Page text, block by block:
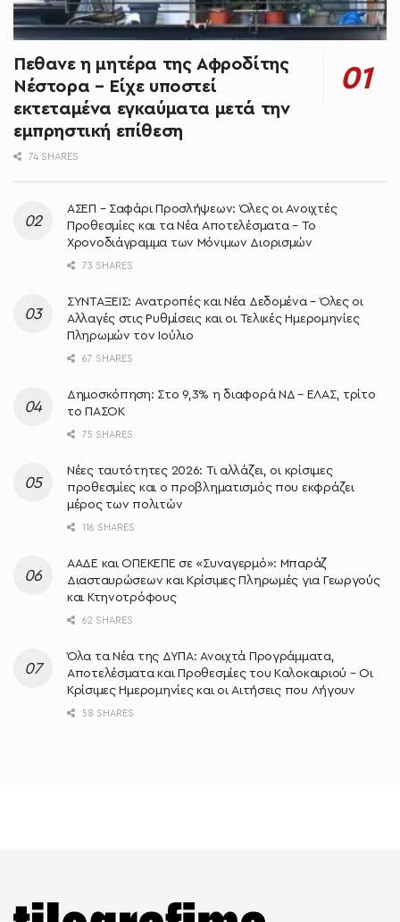
Πεθανε η μητέρα της Αφροδίτης
Νέστορα – Είχε υποστεί
εκτεταμένα εγκαύματα μετά την
εμπρηστική επίθεση
74 SHARES
ΑΣΕΠ – Σαφάρι Προσλήψεων: Όλες οι Ανοιχτές
Προθεσμίες και τα Νέα Αποτελέσματα – Το
Χρονοδιάγραμμα των Μόνιμων Διορισμών
73 SHARES
ΣΥΝΤΑΞΕΙΣ: Ανατροπές και Νέα Δεδομένα – Όλες οι
Αλλαγές στις Ρυθμίσεις και οι Τελικές Ημερομηνίες
Πληρωμών τον Ιούλιο
67 SHARES
Δημοσκόπηση: Στο 9,3% η διαφορά ΝΔ – ΕΛΑΣ, τρίτο
το ΠΑΣΟΚ
75 SHARES
Νέες ταυτότητες 2026: Τι αλλάζει, οι κρίσιμες
προθεσμίες και ο προβληματισμός που εκφράζει
μέρος των πολιτών
116 SHARES
ΑΑΔΕ και ΟΠΕΚΕΠΕ σε «Συναγερμό»: Μπαράζ
Διασταυρώσεων και Κρίσιμες Πληρωμές για Γεωργούς
και Κτηνοτρόφους
62 SHARES
Όλα τα Νέα της ΔΥΠΑ: Ανοιχτά Προγράμματα,
Αποτελέσματα και Προθεσμίες του Καλοκαιριού – Οι
Κρίσιμες Ημερομηνίες και οι Αιτήσεις που Λήγουν
58 SHARES